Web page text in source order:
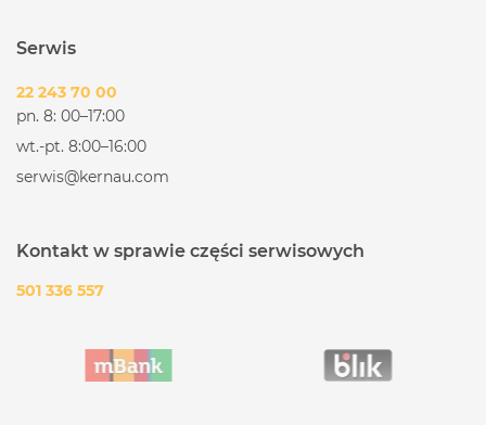
Serwis
22 243 70 00
pn. 8: 00–17:00
wt.-pt. 8:00–16:00
serwis@kernau.com
Kontakt w sprawie części serwisowych
501 336 557